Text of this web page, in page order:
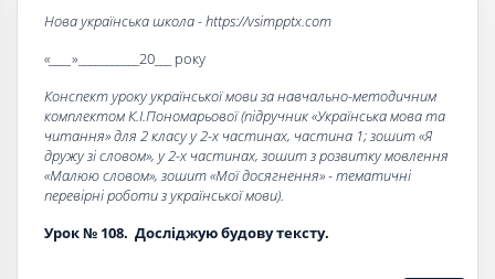
Нова українська школа - https://vsimpptx.com
«____ »___________20___ року
Конспект уроку української мови за навчально-методичним
комплектом К.І.Пономарьової (підручник «Українська мова та
читання» для 2 класу у 2-х частинах, частина 1; зошит «Я
дружу зі словом», у 2-х частинах, зошит з розвитку мовлення
«Малюю словом», зошит «Мої досягнення» - тематичні
перевірні роботи з української мови).
Урок № 108. Досліджую будову тексту.